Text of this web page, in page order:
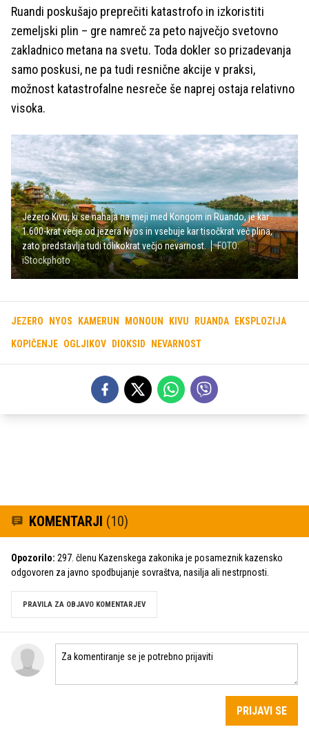
Ruandi poskušajo preprečiti katastrofo in izkoristiti
zemeljski plin – gre namreč za peto največjo svetovno
zakladnico metana na svetu. Toda dokler so prizadevanja
samo poskusi, ne pa tudi resnične akcije v praksi,
možnost katastrofalne nesreče še naprej ostaja relativno
visoka.
Jezero Kivu, ki se nahaja na meji med Kongom in Ruando, je kar
1.600-krat večje od jezera Nyos in vsebuje kar tisočkrat več plina,
zato predstavlja tudi tolikokrat večjo nevarnost.
FOTO:
iStockphoto
JEZERO NYOS KAMERUN MONOUN KIVU RUANDA EKSPLOZIJA
KOPIČENJE OGLJIKOV DIOKSID NEVARNOST
KOMENTARJI (10)
Opozorilo: 297. členu Kazenskega zakonika je posameznik kazensko
odgovoren za javno spodbujanje sovraštva, nasilja ali nestrpnosti.
PRAVILA ZA OBJAVO KOMENTARJEV
PRIJAVI SE